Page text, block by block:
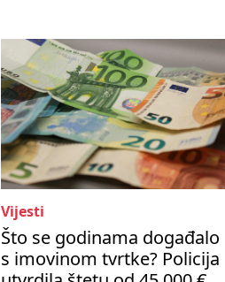
Vijesti
Što se godinama događalo
s imovinom tvrtke? Policija